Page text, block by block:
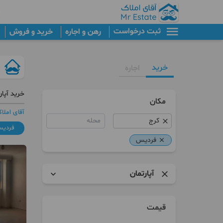
ثبت درخواست رهن و اجاره خرید و فروش
خرید اجاره
مکان
محله
فردیس
آپارتمان
برج
قیمت
خرید
آقای